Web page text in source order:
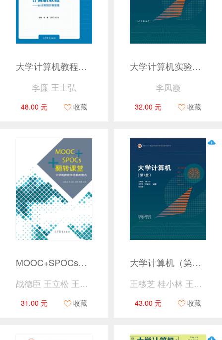
大学计算机教程——从计算到计算思维
李廉 王士弘
48.00 元 收藏
大学计算机实验（第2版）
李凤霞
32.00 元 收藏
MOOC+SPOCs+翻转课堂——大学教育教学改革新模式
战德臣 王立松 王杨 萧潇
31.00 元 收藏
大学计算机（第7版）
王移芝 桂小林 王万良 李雁翎 李清勇 编著
43.00 元 收藏